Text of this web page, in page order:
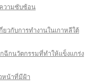
วามซับซ้อน
วกับการทำงานในเกาหลีใต้
ฉีกนวัตกรรมที่ทำให้แข็งแกร่ง
หน้าที่มีฝ้า